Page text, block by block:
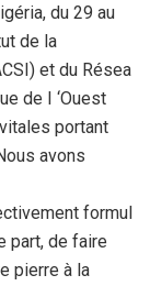
du 29 au
de la
et du Résea
de I ‘Ouest
portant
avons
formul
part, de faire
pierre à la